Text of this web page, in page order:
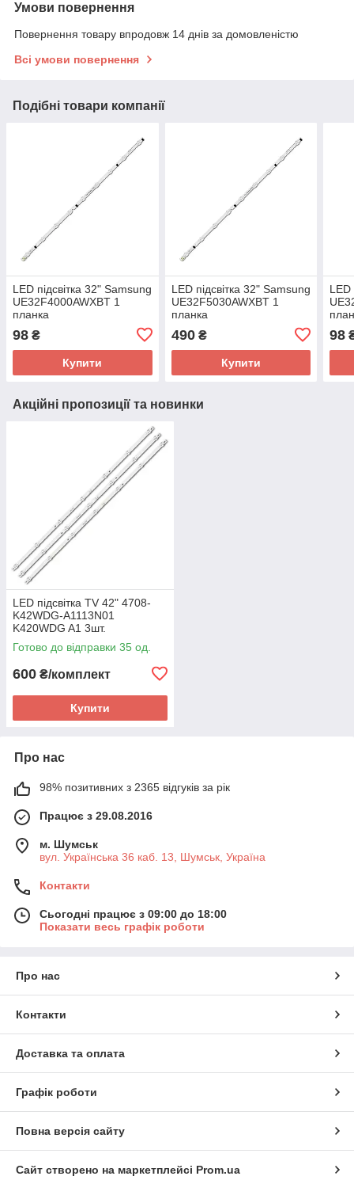
Умови повернення
Повернення товару впродовж 14 днів за домовленістю
Всі умови повернення
Подібні товари компанії
LED підсвітка 32" Samsung
UE32F4000AWXBT 1
планка
98 ₴
Купити
LED підсвітка 32" Samsung
UE32F5030AWXBT 1
планка
490₴
Купити
LED
98
Акційні пропозиції та новинки
LED підсвітка TV 42" 4708-
K42WDG-A1113N01
K420WDG A1 3шт.
Готово до відправки 35 од.
600 ₴/комплект
Купити
Про нас
98% позитивних з 2365 відгуків за рік
Працює з 29.08.2016
м. Шумськ
вул. Українська 36 каб. 13, Шумськ, Україна
Контакти
Сьогодні працює з 09:00 до 18:00
Показати весь графік роботи
Про нас
Контакти
Доставка та оплата
Графік роботи
Повна версія сайту
Сайт створено на маркетплейсі Prom.ua